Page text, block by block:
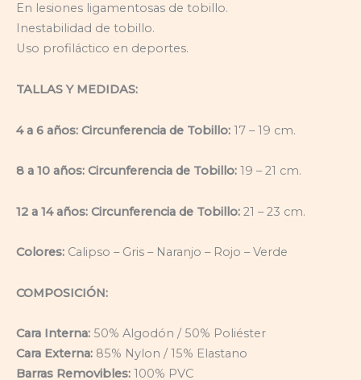
En lesiones ligamentosas de tobillo.
Inestabilidad de tobillo.
Uso profiláctico en deportes.
TALLAS Y MEDIDAS:
4 a 6 años: Circunferencia de Tobillo: 17 – 19 cm.
8 a 10 años: Circunferencia de Tobillo: 19 – 21 cm.
12 a 14 años: Circunferencia de Tobillo: 21 – 23 cm.
Colores: Calipso – Gris – Naranjo – Rojo – Verde
COMPOSICIÓN:
Cara Interna: 50% Algodón / 50% Poliéster
Cara Externa: 85% Nylon / 15% Elastano
Barras Removibles: 100% PVC